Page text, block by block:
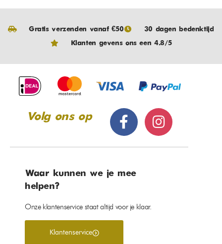
Gratis verzenden vanaf €50
30 dagen bedenktijd
Klanten gevens ons een 4.8/5
Volg ons op
Waar kunnen we je mee
helpen?
Onze klantenservice staat altijd voor je klaar.
Klantenservice